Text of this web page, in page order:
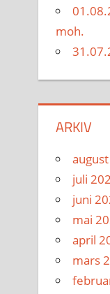
moh.
ARKIV
juli
juni
mai
april
mars